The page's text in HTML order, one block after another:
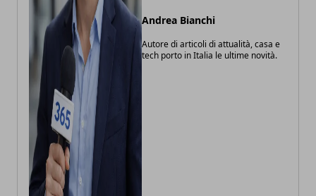
Andrea Bianchi
Autore di articoli di attualità, casa e
tech porto in Italia le ultime novità.